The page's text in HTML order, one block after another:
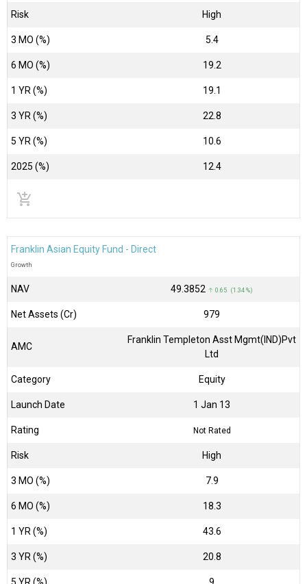
Risk High
3 MO (%) 5.4
6 MO (%) 19.2
1 YR (%) 19.1
3 YR (%) 22.8
5 YR (%) 10.6
2025 (%) 12.4
add_shopping_cart
Franklin Asian Equity Fund - Direct
Growth
NAV ₹49.3852 ↑ 0.65 (1.34 %)
Net Assets (Cr) ₹979
AMC
Franklin Templeton Asst Mgmt(IND)Pvt
Ltd
Category Equity
Launch Date 1 Jan 13
Rating Not Rated
Risk High
3 MO (%) 7.9
6 MO (%) 18.3
1 YR (%) 43.6
3 YR (%) 20.8
5 YR (%) 9